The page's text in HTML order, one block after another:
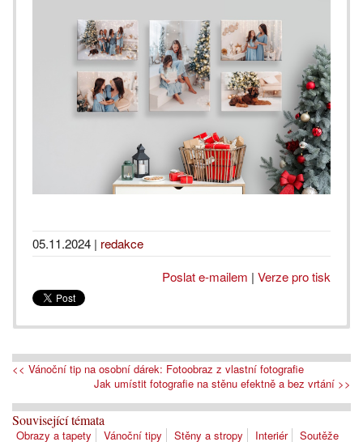
05.11.2024 | redakce
Poslat e-mailem | Verze pro tisk
<< Vánoční tip na osobní dárek: Fotoobraz z vlastní fotografie
Jak umístit fotografie na stěnu efektně a bez vrtání >>
Související témata
Obrazy a tapety Vánoční tipy Stěny a stropy Interiér Soutěže